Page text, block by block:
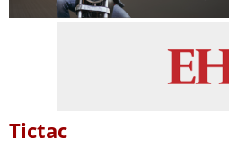
Tictac